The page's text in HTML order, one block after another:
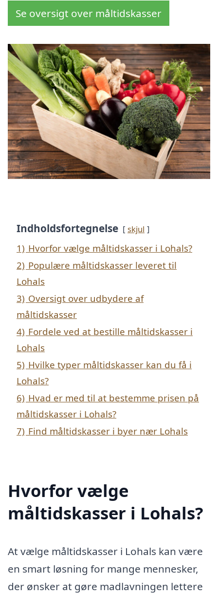
Se oversigt over måltidskasser
Indholdsfortegnelse skjul
1) Hvorfor vælge måltidskasser i Lohals?
2) Populære måltidskasser leveret til
Lohals
3) Oversigt over udbydere af
måltidskasser
4) Fordele ved at bestille måltidskasser i
Lohals
5) Hvilke typer måltidskasser kan du få i
Lohals?
6) Hvad er med til at bestemme prisen på
måltidskasser i Lohals?
7) Find måltidskasser i byer nær Lohals
Hvorfor vælge
måltidskasser i Lohals?
At vælge måltidskasser i Lohals kan være
en smart løsning for mange mennesker,
der ønsker at gøre madlavningen lettere